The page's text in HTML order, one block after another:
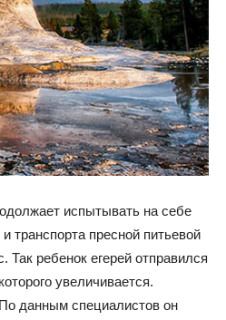
испытывать на себе
транспорта пресной питьевой
ребенок егерей отправился
увеличивается.
По данным специалистов он